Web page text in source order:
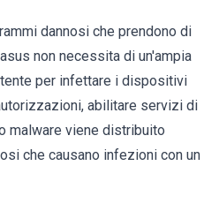
dannosi che prendono di
non necessita di un'ampia
per infettare i dispositivi
abilitare servizi di
malware viene distribuito
che causano infezioni con un